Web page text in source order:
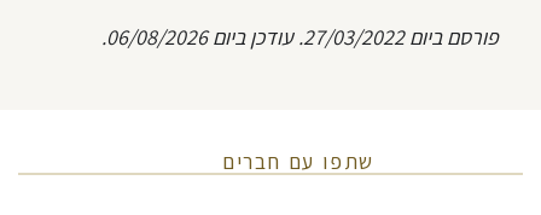
פורסם ביום 27/03/2022. עודכן ביום 06/08/2026.
שתפו עם חברים